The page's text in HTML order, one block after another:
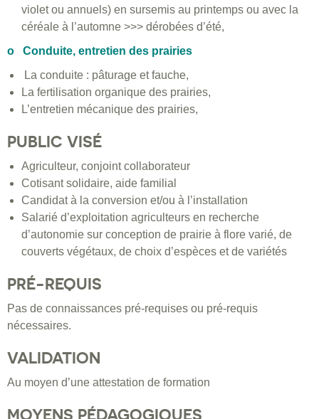
violet ou annuels) en sursemis au printemps ou avec la
céréale à l’automne >>> dérobées d’été,
o Conduite, entretien des prairies
La conduite : pâturage et fauche,
La fertilisation organique des prairies,
L’entretien mécanique des prairies,
PUBLIC VISÉ
Agriculteur, conjoint collaborateur
Cotisant solidaire, aide familial
Candidat à la conversion et/ou à l’installation
Salarié d’exploitation agriculteurs en recherche
d’autonomie sur conception de prairie à flore varié, de
couverts végétaux, de choix d’espèces et de variétés
PRÉ-REQUIS
Pas de connaissances pré-requises ou pré-requis
nécessaires.
VALIDATION
Au moyen d’une attestation de formation
MOYENS PÉDAGOGIQUES